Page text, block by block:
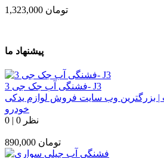
1,323,000 تومان
پیشنهاد ما
فشنگی آب جک جی 3- J3
| بزرگترین وب سایت فروش لوازم یدکی
خودرو
0 | 0 نظر
890,000 تومان